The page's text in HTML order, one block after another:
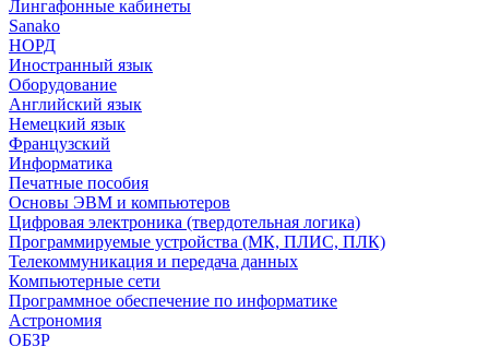
Лингафонные кабинеты
Sanako
НОРД
Иностранный язык
Оборудование
Английский язык
Немецкий язык
Французский
Информатика
Печатные пособия
Основы ЭВМ и компьютеров
Цифровая электроника (твердотельная логика)
Программируемые устройства (МК, ПЛИС, ПЛК)
Телекоммуникация и передача данных
Компьютерные сети
Программное обеспечение по информатике
Астрономия
ОБЗР